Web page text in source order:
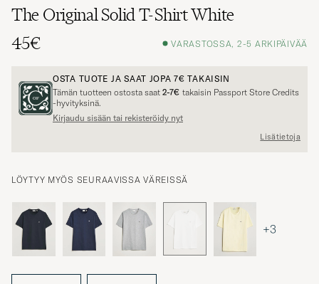
The Original Solid T-Shirt White
45€
VARASTOSSA, 2-5 ARKIPÄIVÄÄ
OSTA TUOTE JA SAAT JOPA7€ TAKAISIN
Tämän tuotteen ostosta saat 2-7€ takaisin Passport Store Credits
-hyvityksinä.
Kirjaudu sisään tai rekisteröidy nyt
Lisätietoja
LÖYTYY MYÖS SEURAAVISSA VÄREISSÄ
+3